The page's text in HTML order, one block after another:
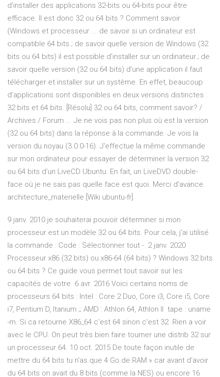
d'installer des applications 32-bits ou 64-bits pour être
efficace. Il est donc 32 ou 64 bits ? Comment savoir
(Windows et processeur ... de savoir si un ordinateur est
compatible 64 bits.; de savoir quelle version de Windows (32
bits ou 64 bits) il est possible d’installer sur un ordinateur.; de
savoir quelle version (32 ou 64 bits) d’une application il faut
télécharger et installer sur un système. En effet, beaucoup
d’applications sont disponibles en deux versions distinctes :
32 bits et 64 bits. [Résolu] 32 ou 64 bits, comment savoir? /
Archives / Forum ... Je ne vois pas non plus où est la version
(32 ou 64 bits) dans la réponse à la commande. Je vois la
version du noyau (3.0.0-16). J'effectue la même commande
sur mon ordinateur pour essayer de déterminer la version 32
ou 64 bits d'un LiveCD Ubuntu. En fait, un LiveDVD double-
face où je ne sais pas quelle face est quoi. Merci d'avance.
architecture_materielle [Wiki ubuntu-fr]
9 janv. 2010 je souhaiterai pouvoir déterminer si mon
processeur est un modèle 32 ou 64 bits. Pour cela, j'ai utilisé
la commande : Code : Sélectionner tout - 2 janv. 2020
Processeur x86 (32 bits) ou x86-64 (64 bits) ? Windows 32 bits
ou 64 bits ? Ce guide vous permet tout savoir sur les
capacités de votre 6 avr. 2016 Voici certains noms de
processeurs 64 bits : Intel : Core 2 Duo, Core i3, Core i5, Core
i7, Pentium D, Itanium ;; AMD : Athlon 64, Athlon II tape : uname
-m. Si ca retourne X86_64 c'est 64 sinon c'est 32. Rien a voir
avec le CPU. On peut très bien faire tourner une distrib 32 sur
un processeur 64. 10 oct. 2015 De toute façon inutile de
mettre du 64 bits tu n'as que 4 Go de RAM » car avant d'avoir
du 64 bits on avait du 8 bits (comme la NES) ou encore 16